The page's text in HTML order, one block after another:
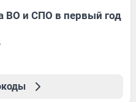
ВО и СПО в первый год